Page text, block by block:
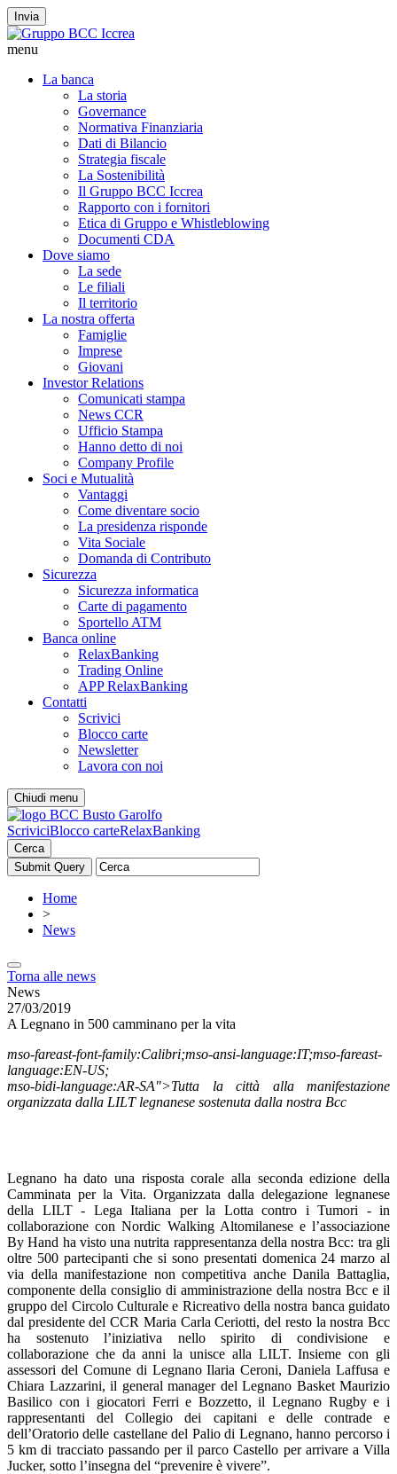
Invia
menu
La banca
La storia
Governance
Normativa Finanziaria
Dati di Bilancio
Strategia fiscale
La Sostenibilità
Il Gruppo BCC Iccrea
Rapporto con i fornitori
Etica di Gruppo e Whistleblowing
Documenti CDA
Dove siamo
La sede
Le filiali
Il territorio
La nostra offerta
Famiglie
Imprese
Giovani
Investor Relations
Comunicati stampa
News CCR
Ufficio Stampa
Hanno detto di noi
Company Profile
Soci e Mutualità
Vantaggi
Come diventare socio
La presidenza risponde
Vita Sociale
Domanda di Contributo
Sicurezza
Sicurezza informatica
Carte di pagamento
Sportello ATM
Banca online
RelaxBanking
Trading Online
APP RelaxBanking
Contatti
Scrivici
Blocco carte
Newsletter
Lavora con noi
Chiudi menu
ScriviciBlocco carteRelaxBanking
Cerca
Home
>
News
Torna alle news
News
27/03/2019
A Legnano in 500 camminano per la vita
mso-fareast-font-family:Calibri;mso-ansi-language:IT;mso-fareast-
language:EN-US;
mso-bidi-language:AR-SA">Tutta la città alla manifestazione
organizzata dalla LILT legnanese sostenuta dalla nostra Bcc
Legnano ha dato una risposta corale alla seconda edizione della
Camminata per la Vita. Organizzata dalla delegazione legnanese
della LILT - Lega Italiana per la Lotta contro i Tumori - in
collaborazione con Nordic Walking Altomilanese e l’associazione
By Hand ha visto una nutrita rappresentanza della nostra Bcc: tra gli
oltre 500 partecipanti che si sono presentati domenica 24 marzo al
via della manifestazione non competitiva anche Danila Battaglia,
componente della consiglio di amministrazione della nostra Bcc e il
gruppo del Circolo Culturale e Ricreativo della nostra banca guidato
dal presidente del CCR Maria Carla Ceriotti, del resto la nostra Bcc
ha sostenuto l’iniziativa nello spirito di condivisione e
collaborazione che da anni la unisce alla LILT. Insieme con gli
assessori del Comune di Legnano Ilaria Ceroni, Daniela Laffusa e
Chiara Lazzarini, il general manager del Legnano Basket Maurizio
Basilico con i giocatori Ferri e Bozzetto, il Legnano Rugby e i
rappresentanti del Collegio dei capitani e delle contrade e
dell’Oratorio delle castellane del Palio di Legnano, hanno percorso i
5 km di tracciato passando per il parco Castello per arrivare a Villa
Jucker, sotto l’insegna del “prevenire è vivere”.